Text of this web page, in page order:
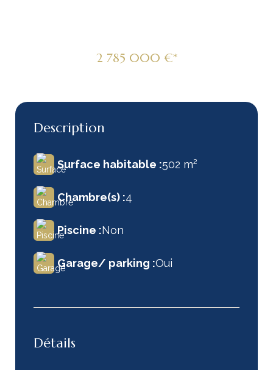
2 785 000 €*
Description
Surface habitable :502 m²
Chambre(s) :4
Piscine :Non
Garage/ parking :Oui
Détails